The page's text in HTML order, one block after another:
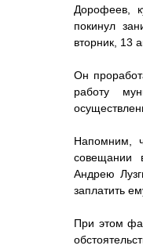
Дорофеев,
покинул
вторник, 13
Он
работу
Напомним,
совещании
Андрею
заплатить
При этом